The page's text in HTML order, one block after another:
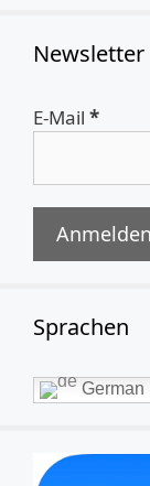
Newsletter
E-Mail *
Sprachen
German